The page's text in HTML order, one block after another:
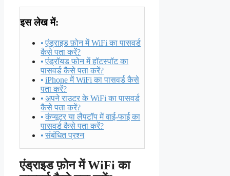
इस लेख में:
एंड्राइड फ़ोन में WiFi का पासवर्ड
कैसे पता करें?
एंड्रॉयड फोन में हॉटस्पॉट का
पासवर्ड कैसे पता करें?
iPhone में WiFi का पासवर्ड कैसे
पता करें?
अपने राउटर के WiFi का पासवर्ड
कैसे पता करें?
कंप्यूटर या लैपटॉप में वाई-फाई का
पासवर्ड कैसे पता करें?
संबंधित प्रश्न
एंड्राइड फ़ोन में WiFi का